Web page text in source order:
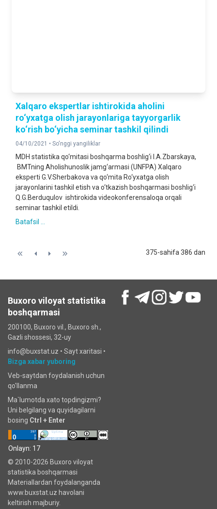
Xalqaro ekspertlar ishtirokida aholini
ro‘yxatga olish jarayonlariga tayyorgarlik
ko‘rish bo‘yicha seminar tashkil qilindi
04/10/2021 • So'nggi yangiliklar
MDH statistika qo‘mitasi boshqarma boshlig‘i I.A.Zbarskaya,
BMTning Aholishunoslik jamg‘armasi (UNFPA) Xalqaro
eksperti G.V.Sherbakova va qo‘mita Ro‘yxatga olish
jarayonlarini tashkil etish va o‘tkazish boshqarmasi boshlig‘i
Q.G.Berduqulov ishtirokida videokonferensaloqa orqali
seminar tashkil etildi.
Batafsil ...
375-sahifa 386 dan
Buxoro viloyat statistika
boshqarmasi
200100, Buxoro vil., Buxoro sh.,
Gazli shossesi, 32-uy
info@buxstat.uz • Sayt xaritasi •
Bizga xabar yuboring
Veb-saytdan foydalanish uchun
qo'llanma
Ma`lumotda xato topdingizmi?
Uni belgilang va quyidagilarni
bosing Ctrl + Enter
Onlayn: 17
© 2010-2026 Buxoro viloyat
statistika boshqarmasi
Materiallardan foydalanganda
www.buxstat.uz havolani
keltirish majburiy.